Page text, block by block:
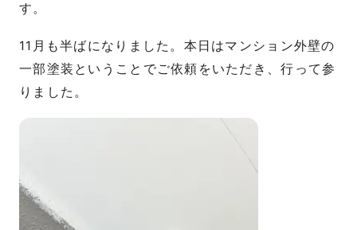
す。
11月も半ばになりました。本日はマンション外壁の
一部塗装ということでご依頼をいただき、行って参
りました。